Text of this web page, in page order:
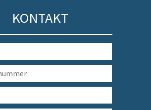
KONTAKT